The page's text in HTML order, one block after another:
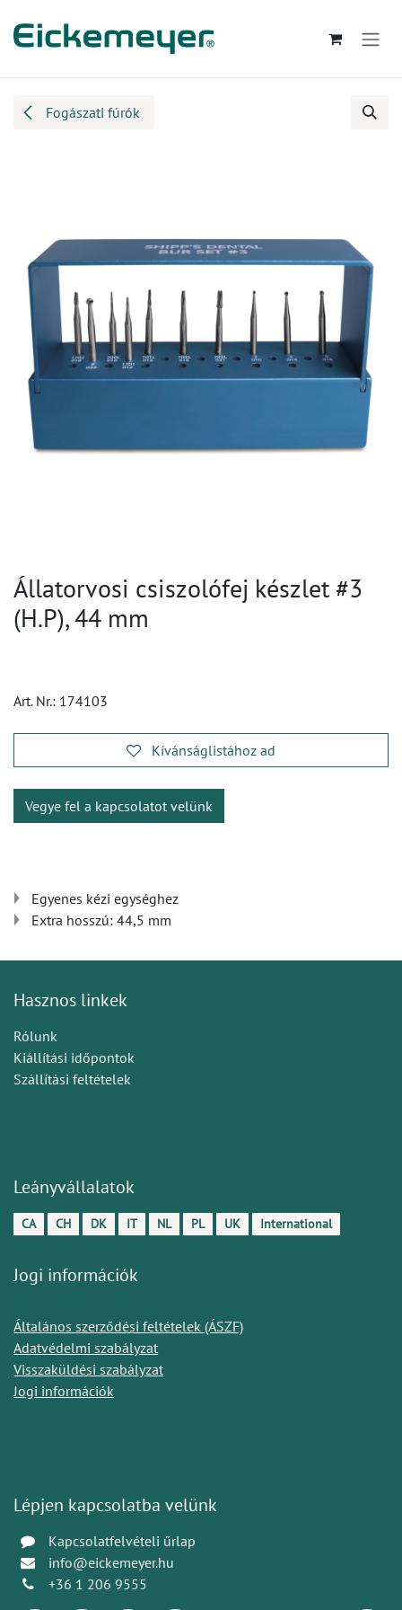
Fogászati fúrók
Állatorvosi csiszolófej készlet #3
(H.P), 44 mm
Art. Nr.: 174103
Kívánságlistához ad
Vegye fel a kapcsolatot velünk
Egyenes kézi egységhez
Extra hosszú: 44,5 mm
Hasznos linkek
Rólunk
Kiállítási időpontok
Szállítási feltételek
Leányvállalatok
CA CH DK IT NL PL UK International
Jogi információk
Általános szerződési feltételek (ÁSZF)
Adatvédelmi szabályzat
Visszaküldési szabályzat
Jogi információk
Lépjen kapcsolatba velünk
Kapcsolatfelvételi űrlap
info@eickemeyer.hu
+36 1 206 9555